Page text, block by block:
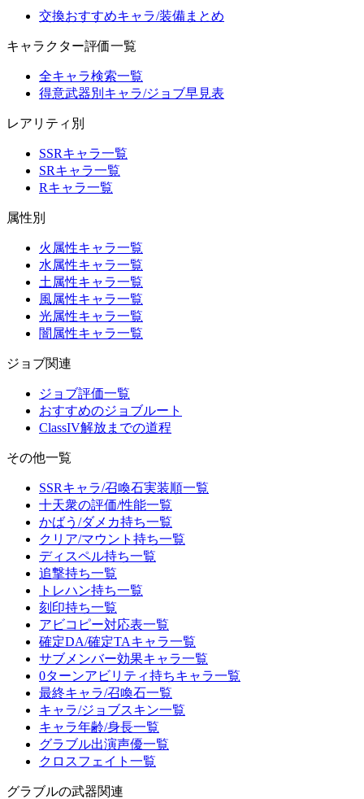
交換おすすめキャラ/装備まとめ
キャラクター評価一覧
全キャラ検索一覧
得意武器別キャラ/ジョブ早見表
レアリティ別
SSRキャラ一覧
SRキャラ一覧
Rキャラ一覧
属性別
火属性キャラ一覧
水属性キャラ一覧
土属性キャラ一覧
風属性キャラ一覧
光属性キャラ一覧
闇属性キャラ一覧
ジョブ関連
ジョブ評価一覧
おすすめのジョブルート
ClassIV解放までの道程
その他一覧
SSRキャラ/召喚石実装順一覧
十天衆の評価/性能一覧
かばう/ダメカ持ち一覧
クリア/マウント持ち一覧
ディスペル持ち一覧
追撃持ち一覧
トレハン持ち一覧
刻印持ち一覧
アビコピー対応表一覧
確定DA/確定TAキャラ一覧
サブメンバー効果キャラ一覧
0ターンアビリティ持ちキャラ一覧
最終キャラ/召喚石一覧
キャラ/ジョブスキン一覧
キャラ年齢/身長一覧
グラブル出演声優一覧
クロスフェイト一覧
グラブルの武器関連